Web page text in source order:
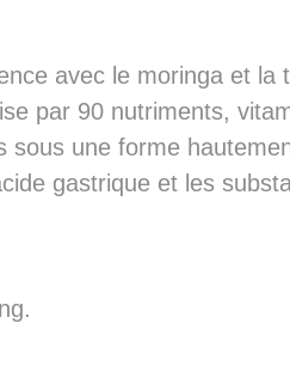
avec le moringa et
par 90 nutriments,
une forme
gastrique et les